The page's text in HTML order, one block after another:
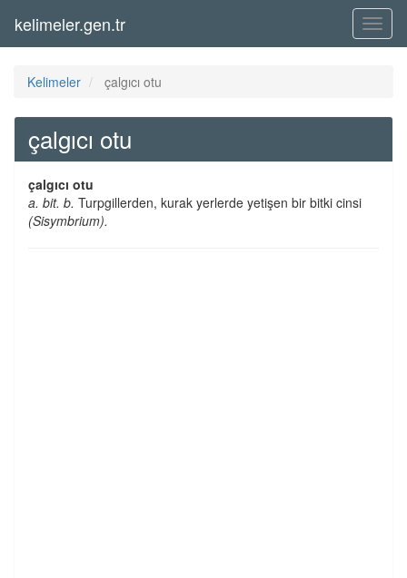
Menü
kelimeler.gen.tr
Kelimeler çalgıcı otu
çalgıcı otu
çalgıcı otu
a. bit. b. Turpgillerden, kurak yerlerde yetişen bir bitki cinsi
(Sisymbrium).